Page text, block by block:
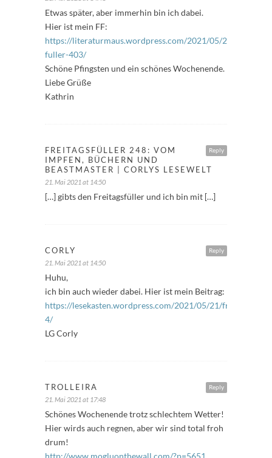
Etwas später, aber immerhin bin ich dabei.
Hier ist mein FF:
https://literaturmaus.wordpress.com/2021/05/21/freitags-
fuller-403/
Schöne Pfingsten und ein schönes Wochenende.
Liebe Grüße
Kathrin
Reply
FREITAGSFÜLLER 248: VOM
IMPFEN, BÜCHERN UND
BEASTMASTER | CORLYS LESEWELT
21. Mai 2021 at 14:50
[…] gibts den Freitagsfüller und ich bin mit […]
Reply
CORLY
21. Mai 2021 at 14:50
Huhu,
ich bin auch wieder dabei. Hier ist mein Beitrag:
https://lesekasten.wordpress.com/2021/05/21/
4/
LG Corly
Reply
TROLLEIRA
21. Mai 2021 at 17:48
Schönes Wochenende trotz schlechtem Wetter!
Hier wirds auch regnen, aber wir sind total froh
drum!